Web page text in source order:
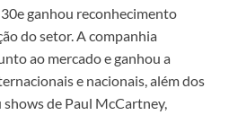
30e ganhou reconhecimento
do setor. A companhia
ao mercado e ganhou a
e nacionais, além dos
shows de Paul McCartney,